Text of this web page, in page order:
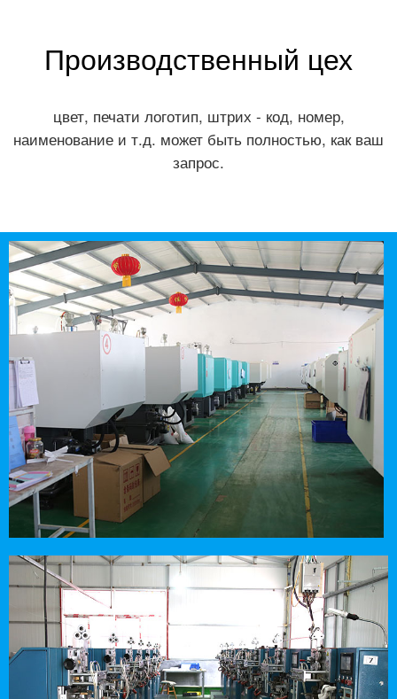
Производственный цех
цвет, печати логотип, штрих - код, номер,
наименование и т.д. может быть полностью, как ваш
запрос.